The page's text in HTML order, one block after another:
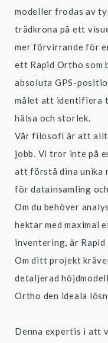
modeller frodas av
trädkrona på ett
mer förvirrande för
ett Rapid Ortho som
absoluta GPS-
målet att identifiera
hälsa och storlek.
Vår filosofi är att
jobb. Vi tror inte på
att förstå dina unika
för datainsamling
Om du behöver
hektar med
inventering, är
Om ditt projekt
detaljerad
Ortho den ideala
Denna expertis i att